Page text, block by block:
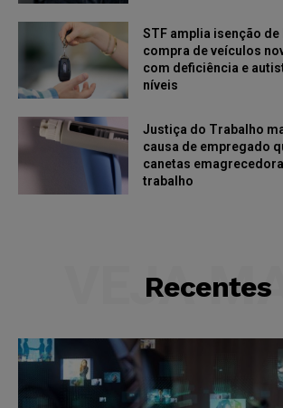
STF amplia isenção de
compra de veículos
com deficiência e
níveis
Justiça do Trabalho
causa de empregado
canetas
trabalho
Recentes
VEJA